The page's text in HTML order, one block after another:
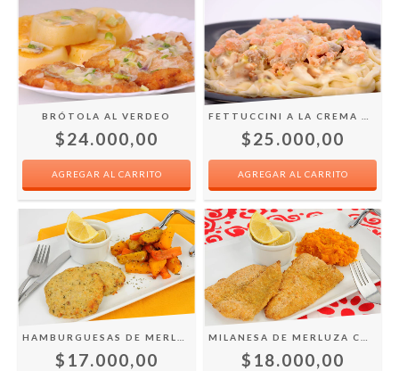
BRÓTOLA AL VERDEO
$24.000,00 $25.000,00
$17.000,00 $18.000,00